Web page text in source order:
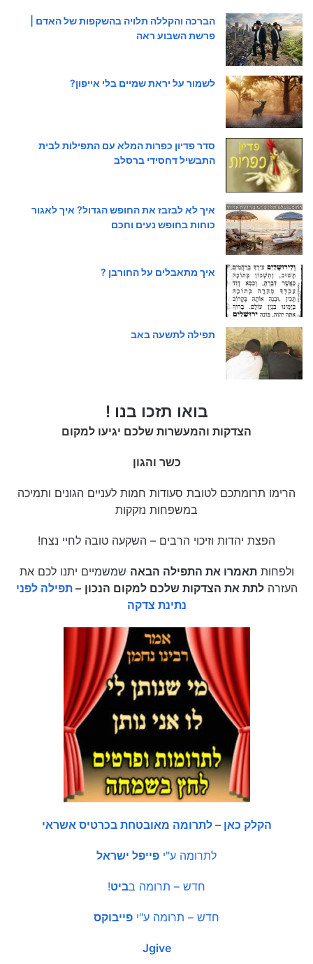
הברכה והקללה תלויה בהשקפות של האדם |
פרשת השבוע ראה
לשמור על יראת שמיים בלי אייפון?
סדר פדיון כפרות המלא עם התפילות לבית
התבשיל דחסידי ברסלב
איך לא לבזבז את החופש הגדול? איך לאגור
כוחות בחופש נעים וחכם
איך מתאבלים על החורבן ?
תפילה לתשעה באב
בואו תזכו בנו !
הצדקות והמעשרות שלכם יגיעו למקום
כשר והגון
הרימו תרומתכם לטובת סעודות חמות לעניים הגונים ותמיכה
במשפחות נזקקות
הפצת יהדות וזיכוי הרבים – השקעה טובה לחיי נצח!
ולפחותתאמרו את התפילה הבאה שמשמיים יתנו לכם את
העזרהלתת את הצדקות שלכם למקום הנכון –תפילה לפני
נתינת צדקה
הקלק כאן – לתרומה מאובטחת בכרטיס אשראי
לתרומה ע"י פייפל ישראל
חדש – תרומה בביט!
חדש – תרומה ע"י פייבוקס
Jgive